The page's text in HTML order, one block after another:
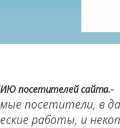
посетителей сайта.-
посетители, в
работы, и